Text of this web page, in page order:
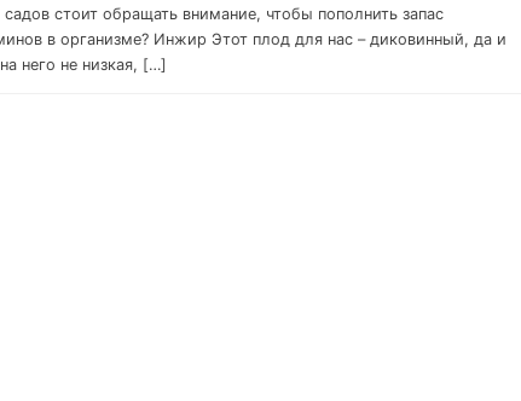
стоит обращать внимание, чтобы пополнить запас
в организме? Инжир Этот плод для нас – диковинный, да и
него не низкая, […]